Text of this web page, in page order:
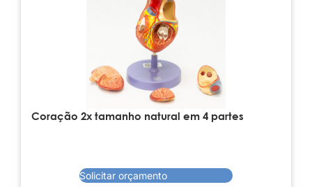
Coração 2x tamanho natural em 4 partes
Solicitar orçamento